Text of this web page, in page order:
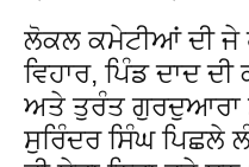
ਲੋਕਲ ਕਮੇਟੀਆਂ ਦੀ ਜੇ
ਵਿਹਾਰ, ਪਿੰਡ ਦਾਦ
ਅਤੇ ਤੁਰੰਤ ਗੁਰਦੁਆਰਾ
ਸੁਰਿੰਦਰ ਸਿੰਘ ਪਿਛਲੇ